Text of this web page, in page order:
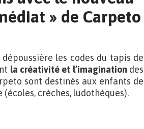
» de Carpeto
les codes du tapis de
la créativité et l’imagination des
sont destinés aux enfants de
(écoles, crèches, ludothèques).